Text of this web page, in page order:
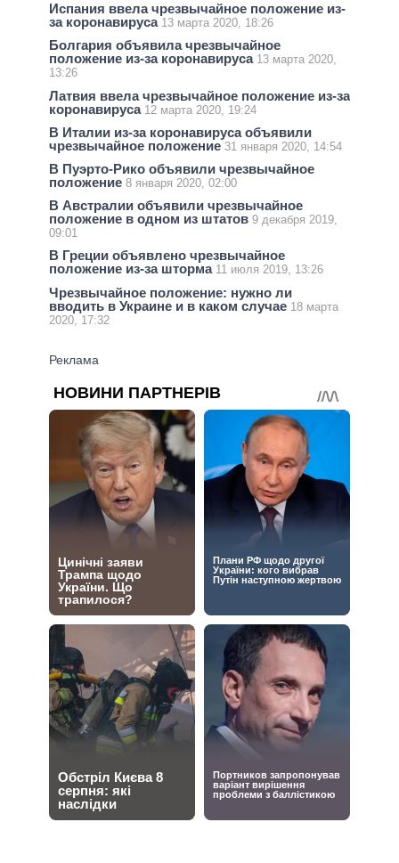
Испания ввела чрезвычайное положение из-
за коронавируса 13 марта 2020, 18:26
Болгария объявила чрезвычайное
положение из-за коронавируса 13 марта 2020,
13:26
Латвия ввела чрезвычайное положение из-за
коронавируса 12 марта 2020, 19:24
В Италии из-за коронавируса объявили
чрезвычайное положение 31 января 2020, 14:54
В Пуэрто-Рико объявили чрезвычайное
положение 8 января 2020, 02:00
В Австралии объявили чрезвычайное
положение в одном из штатов 9 декабря 2019,
09:01
В Греции объявлено чрезвычайное
положение из-за шторма 11 июля 2019, 13:26
Чрезвычайное положение: нужно ли
вводить в Украине и в каком случае 18 марта
2020, 17:32